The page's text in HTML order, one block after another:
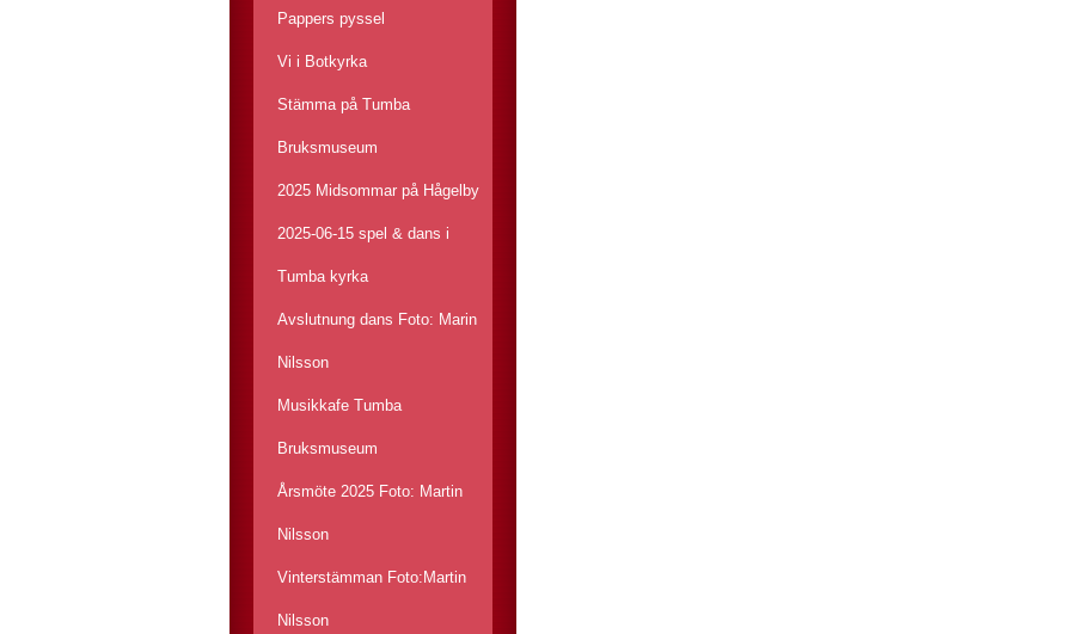
Pappers pyssel
Vi i Botkyrka
Stämma på Tumba
Bruksmuseum
2025 Midsommar på Hågelby
2025-06-15 spel & dans i
Tumba kyrka
Avslutnung dans Foto: Marin
Nilsson
Musikkafe Tumba
Bruksmuseum
Årsmöte 2025 Foto: Martin
Nilsson
Vinterstämman Foto:Martin
Nilsson